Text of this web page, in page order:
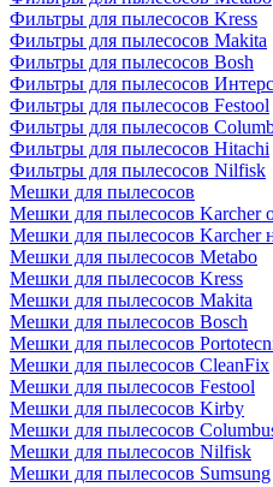
Фильтры для пылесосов Kress
Фильтры для пылесосов Makita
Фильтры для пылесосов Bosh
Фильтры для пылесосов
Фильтры для пылесосов Festool
Фильтры для пылесосов
Фильтры для пылесосов Hitachi
Фильтры для пылесосов Nilfisk
Мешки для пылесосов
Мешки для пылесосов Karcher
Мешки для пылесосов Karcher
Мешки для пылесосов Metabo
Мешки для пылесосов Kress
Мешки для пылесосов Makita
Мешки для пылесосов Bosch
Мешки для пылесосов
Мешки для пылесосов CleanFix
Мешки для пылесосов Festool
Мешки для пылесосов Kirby
Мешки для пылесосов
Мешки для пылесосов Nilfisk
Мешки для пылесосов Sumsung